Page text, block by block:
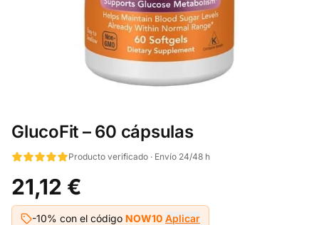
GlucoFit – 60 cápsulas
Producto verificado · Envío 24/48 h
21,12 €
-10% con el código NOW10 Aplicar